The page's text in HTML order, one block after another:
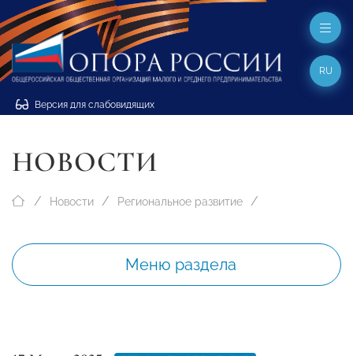
Версия для слабовидящих
RU
НОВОСТИ
Новости Региональное развитие
Меню раздела